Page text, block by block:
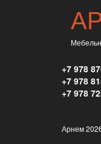
+7 978
+7 978
+7 978
Арнем